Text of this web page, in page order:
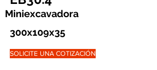
Miniexcavadora
300x109x35
SOLICITE UNA COTIZACIÓN